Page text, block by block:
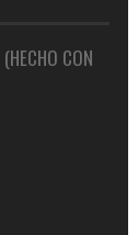
CON